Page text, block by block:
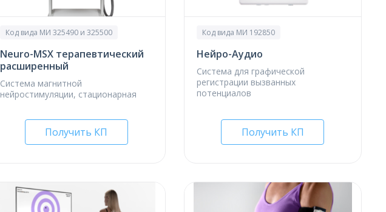
Код вида МИ 325490 и 325500
Neuro-МSX терапевтический
расширенный
Система магнитной
нейростимуляции, стационарная
Получить КП
Код вида МИ 192850
Нейро-Аудио
Система для графической
регистрации вызванных
потенциалов
Получить КП